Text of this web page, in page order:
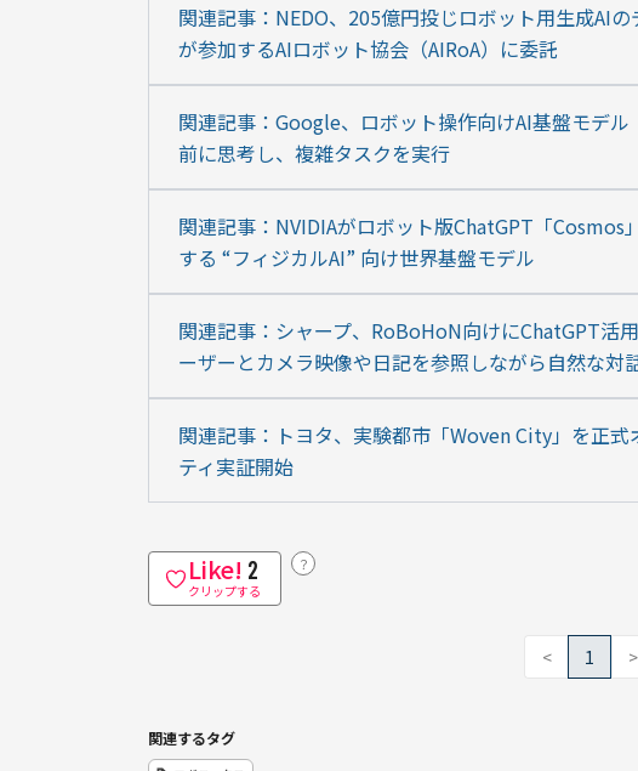
関連記事：NEDO、205億円投じロボット用生成AI
が参加するAIロボット協会（AIRoA）に委託
関連記事：Google、ロボット操作向けAI基盤モデ
前に思考し、複雑タスクを実行
関連記事：NVIDIAがロボット版ChatGPT「
する “フィジカルAI” 向け世界基盤モデル
関連記事：シャープ、RoBoHoN向けにChatGPT
ーザーとカメラ映像や日記を参照しながら自然な対
関連記事：トヨタ、実験都市「Woven City」を正
ティ実証開始
Like! 2
クリップする
？
< 1 >
関連するタグ